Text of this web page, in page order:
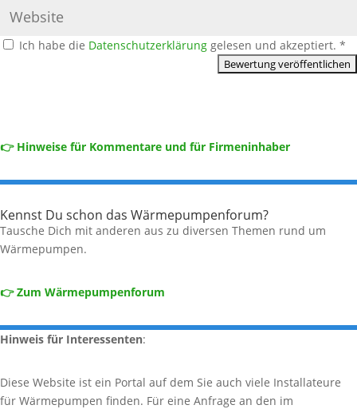
Ich habe die Datenschutzerklärung gelesen und akzeptiert. *
👉 Hinweise für Kommentare und für Firmeninhaber
Kennst Du schon das Wärmepumpenforum?
Tausche Dich mit anderen aus zu diversen Themen rund um
Wärmepumpen.
👉 Zum Wärmepumpenforum
Hinweis für Interessenten:
Diese Website ist ein Portal auf dem Sie auch viele Installateure
für Wärmepumpen finden. Für eine Anfrage an den im